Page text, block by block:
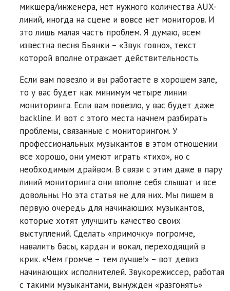
микшера/инженера, нет нужного количества AUX-
линий, иногда на сцене и вовсе нет мониторов. И
это лишь малая часть проблем. Я думаю, всем
известна песня Бьянки – «Звук говно», текст
которой вполне отражает действительность.
Если вам повезло и вы работаете в хорошем зале,
то у вас будет как минимум четыре линии
мониторинга. Если вам повезло, у вас будет даже
backline. И вот с этого места начнем разбирать
проблемы, связанные с мониторингом. У
профессиональных музыкантов в этом отношении
все хорошо, они умеют играть «тихо», но с
необходимым драйвом. В связи с этим даже в пару
линий мониторинга они вполне себя слышат и все
довольны. Но эта статья не для них. Мы пишем в
первую очередь для начинающих музыкантов,
которые хотят улучшить качество своих
выступлений. Сделать «примочку» погромче,
навалить басы, кардан и вокал, переходящий в
крик. «Чем громче – тем лучше!» – вот девиз
начинающих исполнителей. Звукорежиссер, работая
с такими музыкантами, вынужден «разгонять»